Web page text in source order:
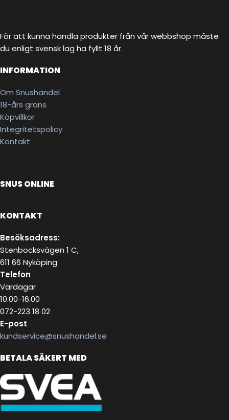
För att kunna handla produkter från vår webbshop måste
du enligt svensk lag ha fyllt 18 år.
INFORMATION
Om Snushandel
18-års gräns
Köpvillkor
Integritetspolicy
Kontakt
SNUS ONLINE
KONTAKT
Besöksadress:
Stenbocksvägen 1 C,
611 66 Nyköping
Telefon
Vardagar
10.00-16.00
072-223 18 02
E-post
kundservice@snushandel.se
BETALA SÄKERT MED